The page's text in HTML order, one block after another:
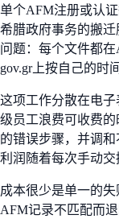
单个AFM注册或认
希腊政府事务的搬
问题：每个文件都
gov.gr上按自己的时
这项工作分散在电
级员工浪费可收费
的错误步骤，并调
利润随着每次手动交
成本很少是单一的
AFM记录不匹配而